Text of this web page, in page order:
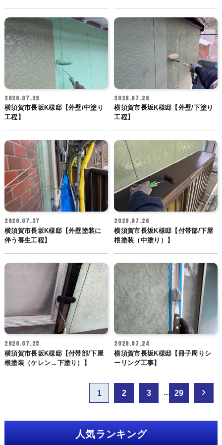
2026.07.29
横須賀市長坂K様邸【外壁/中塗り
工程】
2026.07.28
横須賀市長坂K様邸【外壁/下塗り
工程】
2026.07.27
横須賀市長坂K様邸【外壁塗装に
伴う養生工程】
2026.07.26
横須賀市長坂K様邸【付帯部/下屋
根塗装（中塗り）】
2026.07.25
横須賀市長坂K様邸【付帯部/下屋
根塗装（ケレン→下塗り）】
2026.07.24
横須賀市長坂K様邸【冊子周りシ
ーリング工事】
ビ
1 2 3 … 29
人気ランキング